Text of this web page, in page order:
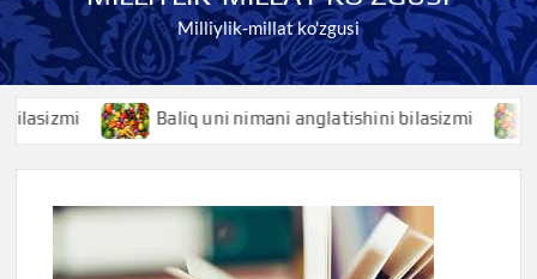
Milliylik-millat ko'zgusi
Baliq uni nimani anglatishini bilasizmi